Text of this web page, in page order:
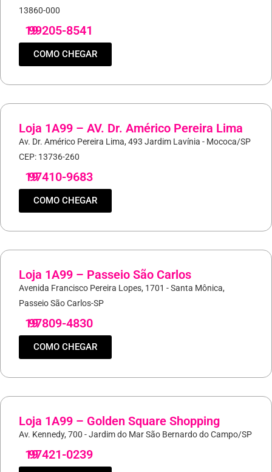
13860-000
19
99205-8541
COMO CHEGAR
Loja 1A99 – AV. Dr. Américo Pereira Lima
Av. Dr. Américo Pereira Lima, 493 Jardim Lavínia - Mococa/SP
CEP: 13736-260
19
97410-9683
COMO CHEGAR
Loja 1A99 – Passeio São Carlos
Avenida Francisco Pereira Lopes, 1701 - Santa Mônica,
Passeio São Carlos-SP
19
97809-4830
COMO CHEGAR
Loja 1A99 – Golden Square Shopping
Av. Kennedy, 700 - Jardim do Mar São Bernardo do Campo/SP
19
97421-0239